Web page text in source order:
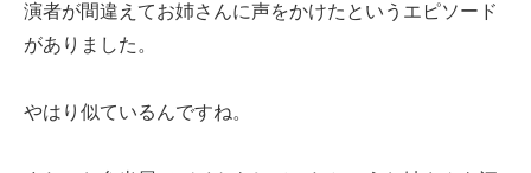
演者が間違えてお姉さんに声をかけたというエピソード
がありました。
やはり似ているんですね。